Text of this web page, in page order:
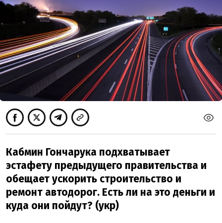
Кабмин Гончарука подхватывает
эстафету предыдущего правительства и
обещает ускорить строительство и
ремонт автодорог. Есть ли на это деньги и
куда они пойдут? (укр)